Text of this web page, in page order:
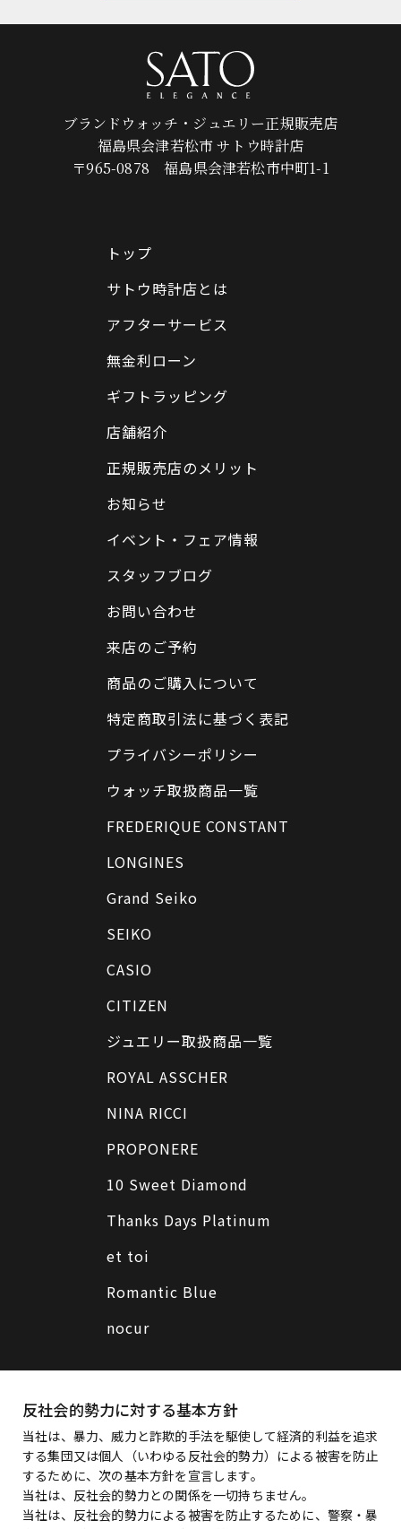
ブランドウォッチ・ジュエリー正規販売店
福島県会津若松市 サトウ時計店
〒965-0878 福島県会津若松市中町1-1
トップ
サトウ時計店とは
アフターサービス
無金利ローン
ギフトラッピング
店舗紹介
正規販売店のメリット
お知らせ
イベント・フェア情報
スタッフブログ
お問い合わせ
来店のご予約
商品のご購入について
特定商取引法に基づく表記
プライバシーポリシー
ウォッチ取扱商品一覧
FREDERIQUE CONSTANT
LONGINES
Grand Seiko
SEIKO
CASIO
CITIZEN
ジュエリー取扱商品一覧
ROYAL ASSCHER
NINA RICCI
PROPONERE
10 Sweet Diamond
Thanks Days Platinum
et toi
Romantic Blue
nocur
反社会的勢力に対する基本方針
当社は、暴力、威力と詐欺的手法を駆使して経済的利益を追求
する集団又は個人（いわゆる反社会的勢力）による被害を防止
するために、次の基本方針を宣言します。
当社は、反社会的勢力との関係を一切持ちません。
当社は、反社会的勢力による被害を防止するために、警察・暴